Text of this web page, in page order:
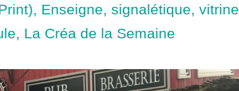
Enseigne, signalétique,
La Créa de la Semaine